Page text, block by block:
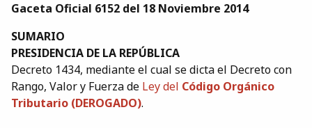
Gaceta Oficial 6152 del 18 Noviembre 2014
SUMARIO
PRESIDENCIA DE LA REPÚBLICA
Decreto 1434, mediante el cual se dicta el Decreto con
Rango, Valor y Fuerza de Ley del Código Orgánico
Tributario (DEROGADO).